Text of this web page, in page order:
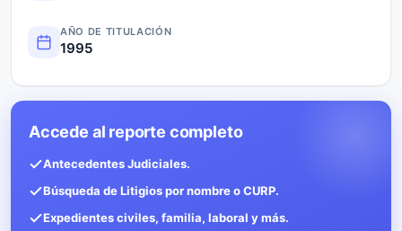
AÑO DE TITULACIÓN
1995
Accede al reporte completo
Antecedentes Judiciales.
Búsqueda de Litigios por nombre o CURP.
Expedientes civiles, familia, laboral y más.